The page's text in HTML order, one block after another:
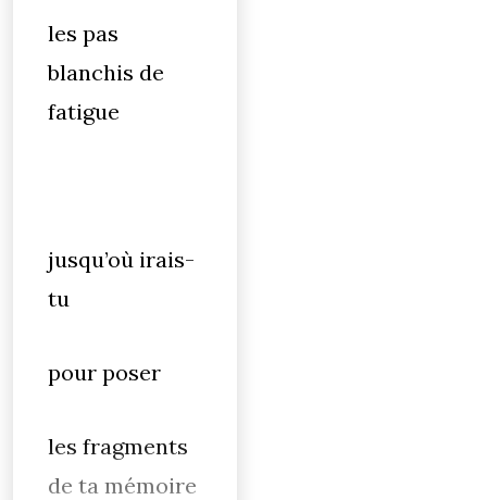
les pas
blanchis de
fatigue
jusqu’où irais-
tu
pour poser
les fragments
de ta mémoire